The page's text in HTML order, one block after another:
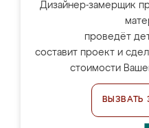
Дизайнер-замерщик
проведёт
составит проект и
стоимости
ВЫЗВАТЬ